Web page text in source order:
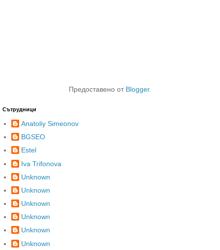
Предоставено от Blogger.
Сътрудници
Anatoliy Simeonov
BGSEO
Estel
Iva Trifonova
Unknown
Unknown
Unknown
Unknown
Unknown
Unknown